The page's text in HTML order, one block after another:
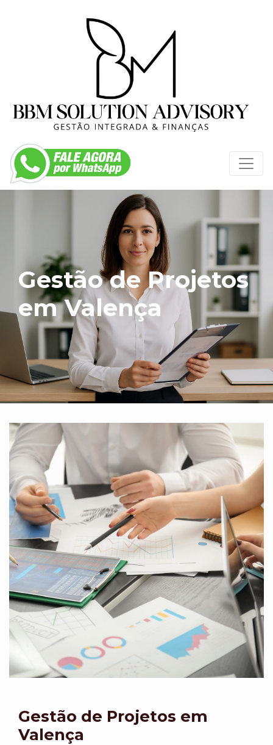
Gestão de Projetos
em Valença
Gestão de Projetos em
Valença